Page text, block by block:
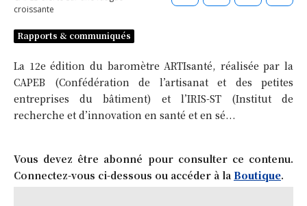
croissante
Rapports & communiqués
La 12e édition du baromètre ARTIsanté, réalisée par la
CAPEB (Confédération de l’artisanat et des petites
entreprises du bâtiment) et l’IRIS-ST (Institut de
recherche et d’innovation en santé et en sé...
Vous devez être abonné pour consulter ce contenu.
Connectez-vous ci-dessous ou accéder à la Boutique.